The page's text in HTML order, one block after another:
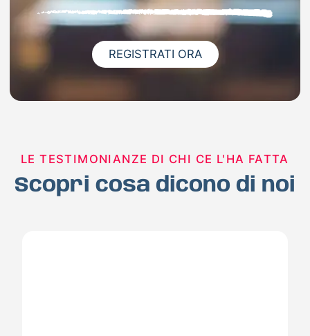
REGISTRATI ORA
LE TESTIMONIANZE DI CHI CE L'HA FATTA
Scopri cosa dicono di noi